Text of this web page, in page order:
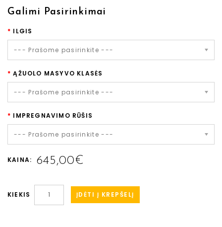
Galimi Pasirinkimai
ILGIS
--- Prašome pasirinkite ---
ĄŽUOLO MASYVO KLASĖS
--- Prašome pasirinkite ---
IMPREGNAVIMO RŪŠIS
--- Prašome pasirinkite ---
KAINA: 645,00€
KIEKIS ĮDĖTI Į KREPŠELĮ